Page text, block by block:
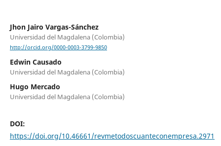
Jhon Jairo Vargas-Sánchez
Universidad del Magdalena (Colombia)
http://orcid.org/0000-0003-3799-9850
Edwin Causado
Universidad del Magdalena (Colombia)
Hugo Mercado
Universidad del Magdalena (Colombia)
DOI:
https://doi.org/10.46661/revmetodoscuanteconempresa.2971